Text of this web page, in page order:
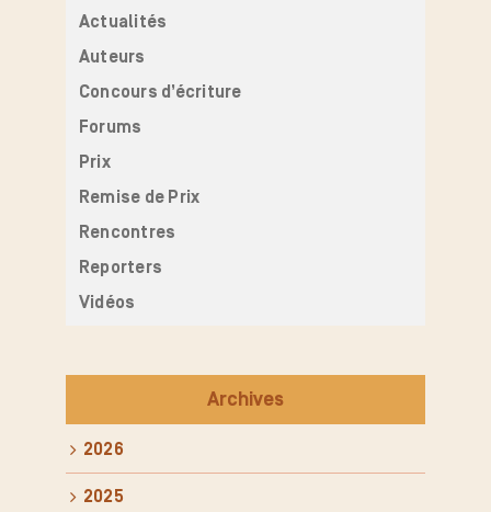
Actualités
Auteurs
Concours d’écriture
Forums
Prix
Remise de Prix
Rencontres
Reporters
Vidéos
Archives
2026
2025